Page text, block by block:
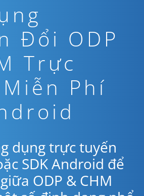
Đổi ODP
Trực
Phí
dụng trực tuyến
SDK Android để
ODP & CHM